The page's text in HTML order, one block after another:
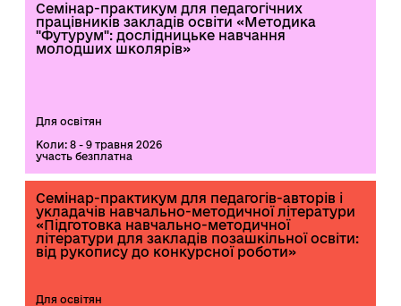
Семінар-практикум для педагогічних
працівників закладів освіти «Методика
"Футурум": дослідницьке навчання
молодших школярів»
Для освітян
Коли: 8 - 9 травня 2026
участь безплатна
Семінар-практикум для педагогів-авторів і
укладачів навчально-методичної літератури
«Підготовка навчально-методичної
літератури для закладів позашкільної освіти:
від рукопису до конкурсної роботи»
Для освітян